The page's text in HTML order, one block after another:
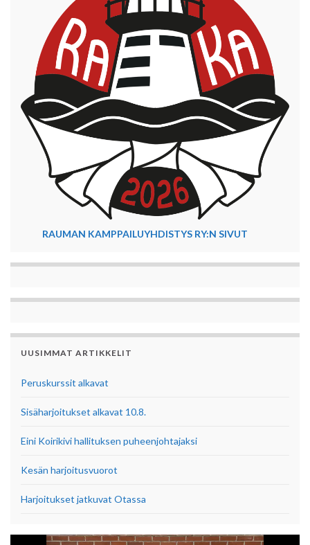
RAUMAN KAMPPAILUYHDISTYS RY:N SIVUT
UUSIMMAT ARTIKKELIT
Peruskurssit alkavat
Sisäharjoitukset alkavat 10.8.
Eini Koirikivi hallituksen puheenjohtajaksi
Kesän harjoitusvuorot
Harjoitukset jatkuvat Otassa